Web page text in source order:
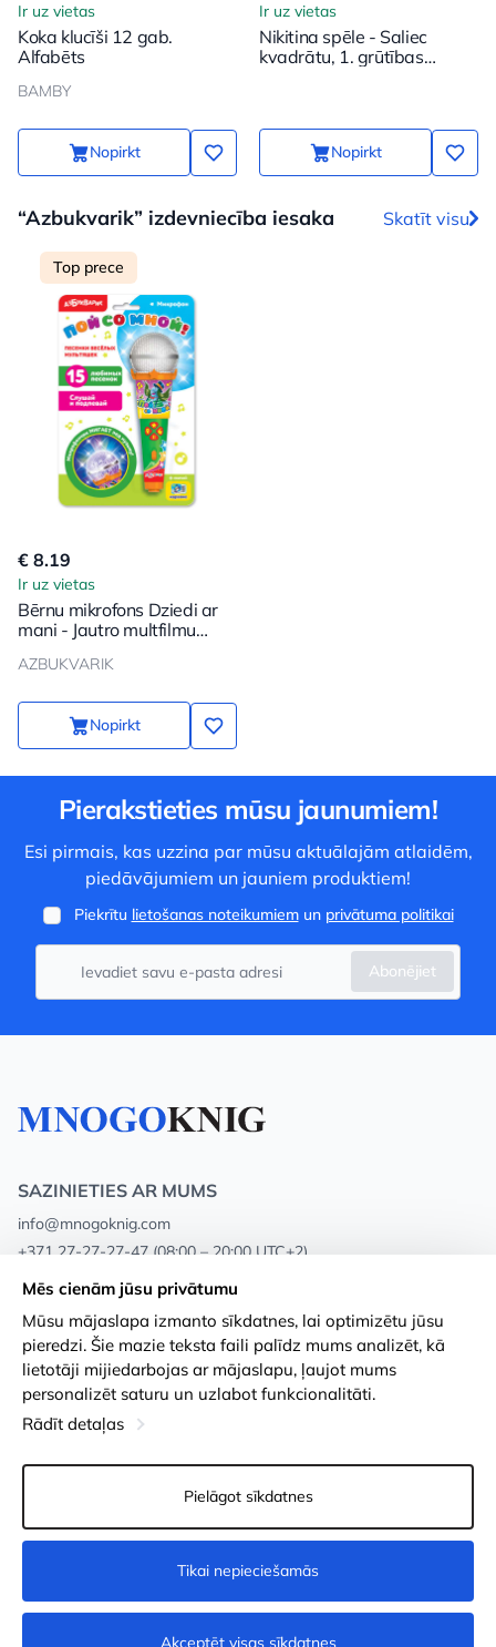
Nav pieejams
Ir uz vietas
Koka klucīši 12 gab.
Alfabēts
BAMBY
Nopirkt
Ir uz vietas
Nikitina spēle - Saliec
kvadrātu, 1. grūtības
Nopirkt
“Azbukvarik” izdevniecība iesaka Skatīt visu
Top prece
€ 8.19
Ir uz vietas
Bērnu mikrofons Dziedi ar
mani - Jautro multfilmu
AZBUKVARIK
Nopirkt
Pierakstieties mūsu jaunumiem!
Esi pirmais, kas uzzina par mūsu aktuālajām atlaidēm,
piedāvājumiem un jauniem produktiem!
Piekrītu lietošanas noteikumiemun privātuma politikai
Abonējiet
SAZINIETIES AR MUMS
info@mnogoknig.com
+371 27-27-27-47 (08:00 – 20:00 UTC+2)
Rīga, Augusta Deglava 69d, LV-1082
Par mums
Veikali
Apmaksa un piegāde
Loayalitātes kartes
Vairumtirdzniecības pircējiem
Privātuma politika
Noteikumi un nosacījumi
Preču atgriešanās
Sīkdatņu iestatījumi
Mēs cienām jūsu privātumu
Mūsu mājaslapa izmanto sīkdatnes, lai optimizētu jūsu
pieredzi. Šie mazie teksta faili palīdz mums analizēt, kā
lietotāji mijiedarbojas ar mājaslapu, ļaujot mums
personalizēt saturu un uzlabot funkcionalitāti.
Rādīt detaļas
Pielāgot sīkdatnes
Tikai nepieciešamās
Akceptēt visas sīkdatnes